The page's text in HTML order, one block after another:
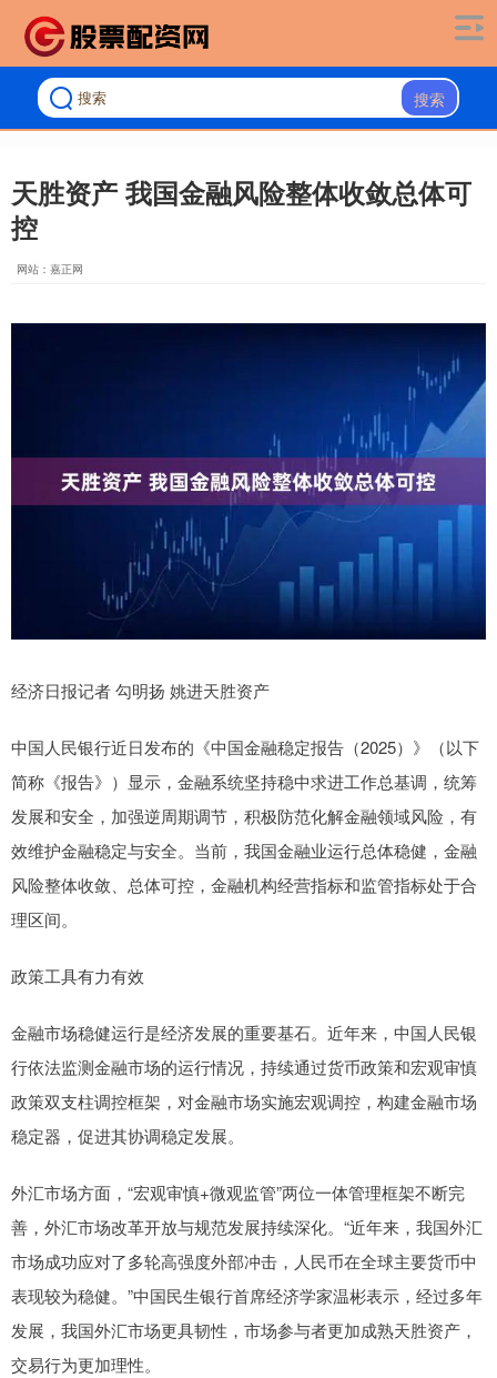
搜索
天胜资产 我国金融风险整体收敛总体可
控
网站：嘉正网
经济日报记者 勾明扬 姚进天胜资产
中国人民银行近日发布的《中国金融稳定报告（2025）》（以下
简称《报告》）显示，金融系统坚持稳中求进工作总基调，统筹
发展和安全，加强逆周期调节，积极防范化解金融领域风险，有
效维护金融稳定与安全。当前，我国金融业运行总体稳健，金融
风险整体收敛、总体可控，金融机构经营指标和监管指标处于合
理区间。
政策工具有力有效
金融市场稳健运行是经济发展的重要基石。近年来，中国人民银
行依法监测金融市场的运行情况，持续通过货币政策和宏观审慎
政策双支柱调控框架，对金融市场实施宏观调控，构建金融市场
稳定器，促进其协调稳定发展。
外汇市场方面，“宏观审慎+微观监管”两位一体管理框架不断完
善，外汇市场改革开放与规范发展持续深化。“近年来，我国外汇
市场成功应对了多轮高强度外部冲击，人民币在全球主要货币中
表现较为稳健。”中国民生银行首席经济学家温彬表示，经过多年
发展，我国外汇市场更具韧性，市场参与者更加成熟天胜资产，
交易行为更加理性。